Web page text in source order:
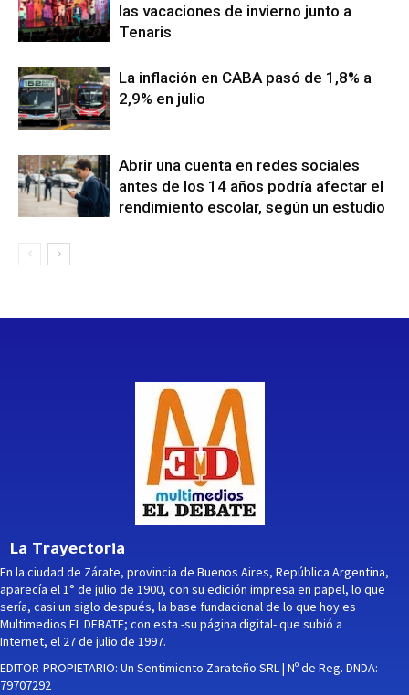
las vacaciones de invierno junto a
Tenaris
La inflación en CABA pasó de 1,8% a
2,9% en julio
Abrir una cuenta en redes sociales
antes de los 14 años podría afectar el
rendimiento escolar, según un estudio
La Trayectoria
En la ciudad de Zárate, provincia de Buenos Aires, República Argentina,
aparecía el 1° de julio de 1900, con su edición impresa en papel, lo que
sería, casi un siglo después, la base fundacional de lo que hoy es
Multimedios EL DEBATE; con esta -su página digital- que subió a
Internet, el 27 de julio de 1997.
EDITOR-PROPIETARIO: Un Sentimiento Zarateño SRL | Nº de Reg. DNDA:
79707292